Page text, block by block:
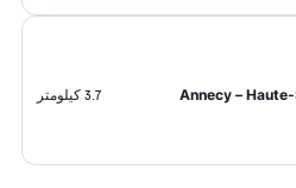
3.7 كيلومتر